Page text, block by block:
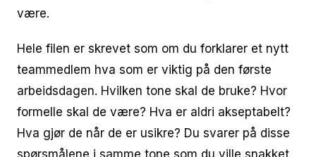
være.
Hele filen er skrevet som om du forklarer et nytt
teammedlem hva som er viktig på den første
arbeidsdagen. Hvilken tone skal de bruke? Hvor
formelle skal de være? Hva er aldri akseptabelt?
Hva gjør de når de er usikre? Du svarer på disse
spørsmålene i samme tone som du ville snakket